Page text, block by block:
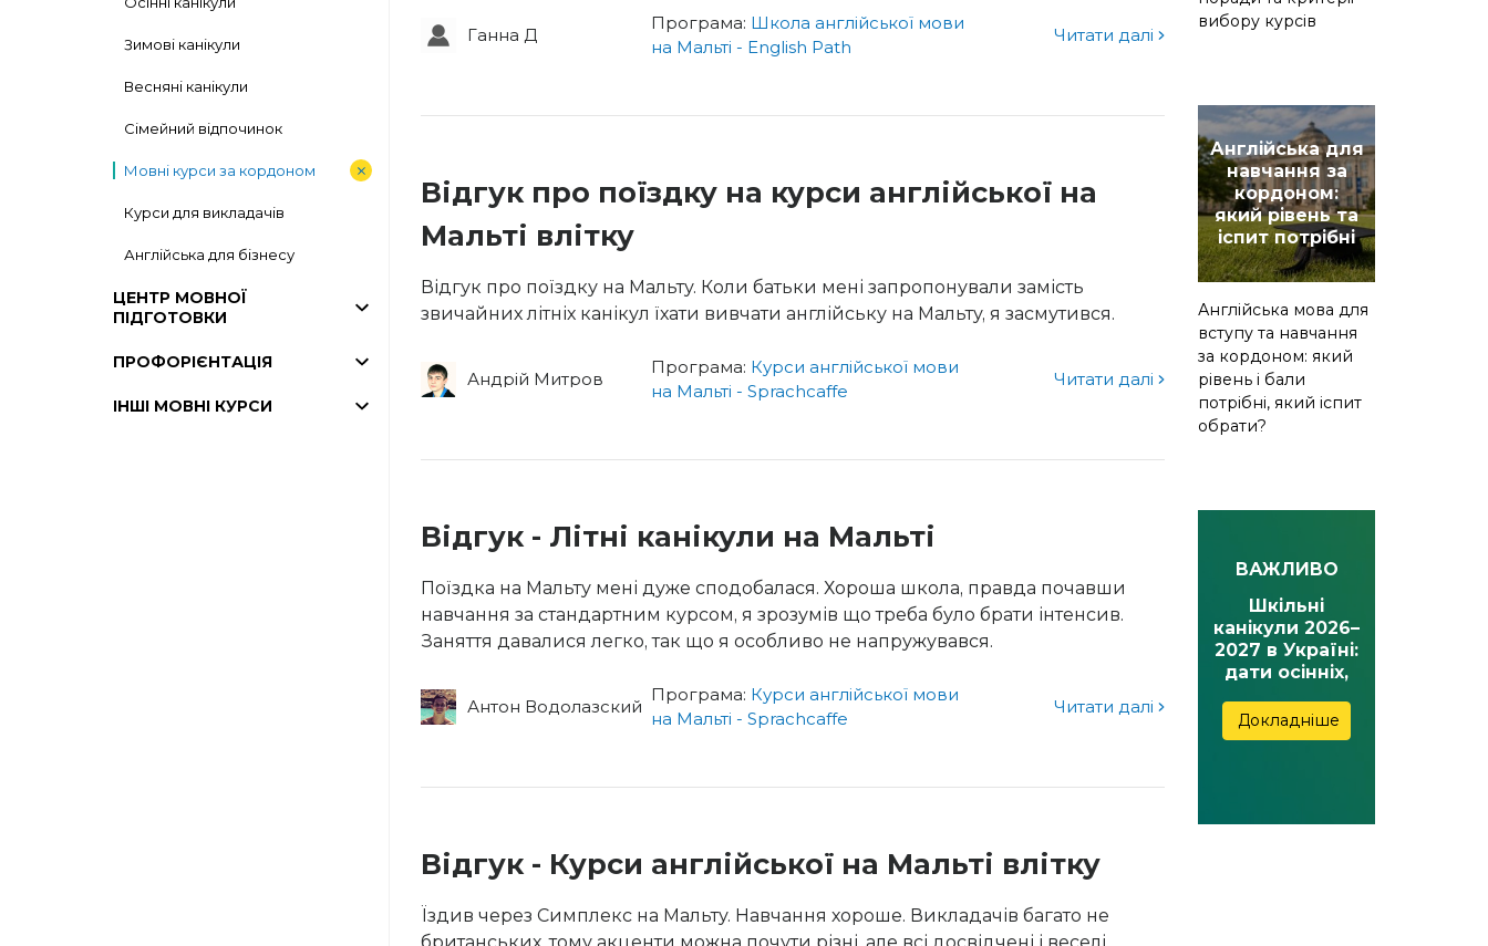
Зимові канікули
Весняні канікули
Сімейний відпочинок
Мовні курси за кордоном
Курси для викладачів
Англійська для бізнесу
ЦЕНТР МОВНОЇ
ПІДГОТОВКИ
ПРОФОРІЄНТАЦІЯ
ІНШІ МОВНІ КУРСИ
Читати далі
Ганна Д
Програма: Школа англійської мови
на Мальті - English Path
Відгук про поїздку на курси англійської на
Мальті влітку
Відгук про поїздку на Мальту. Коли батьки мені запропонували замість
звичайних літніх канікул їхати вивчати англійську на Мальту, я засмутився.
Читати далі
Андрій Митров
Програма: Курси англійської мови
на Мальті - Sprachcaffe
Відгук - Літні канікули на Мальті
Поїздка на Мальту мені дуже сподобалася. Хороша школа, правда почавши
навчання за стандартним курсом, я зрозумів що треба було брати інтенсив.
Заняття давалися легко, так що я особливо не напружувався.
Читати далі
Антон Водолазский
Програма: Курси англійської мови
на Мальті - Sprachcaffe
Відгук - Курси англійської на Мальті влітку
Їздив через Симплекс на Мальту. Навчання хороше. Викладачів багато не
вибору курсів
Англійська для
навчання за
кордоном:
який рівень та
іспит потрібні
Англійська мова для
вступу та навчання
за кордоном: який
рівень і бали
потрібні, який іспит
обрати?
ВАЖЛИВО
Шкільні
канікули 2026–
2027 в Україні:
дати осінніх,
весняних та
літніх канікул
Докладніше